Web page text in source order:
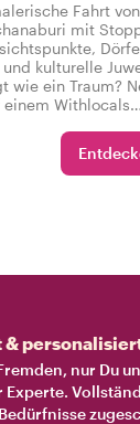
Fahrt von
mit
kulturelle
wie ein Traum?
Withlocals
weist!
&
nur Du
Experte.